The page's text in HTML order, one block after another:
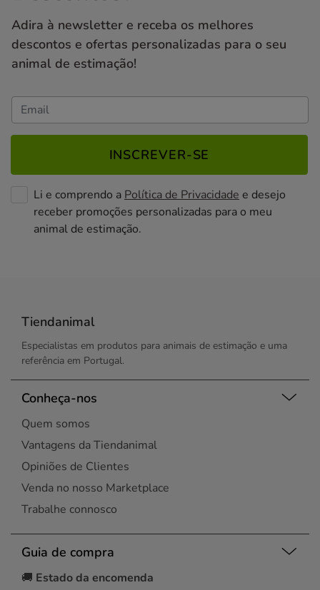
Adira à newsletter e receba os melhores
descontos e ofertas personalizadas para o seu
animal de estimação!
INSCREVER-SE
Li e comprendo a Política de Privacidade e desejo
receber promoções personalizadas para o meu
animal de estimação.
Tiendanimal
Especialistas em produtos para animais de estimação e uma
referência em Portugal.
Conheça-nos
Quem somos
Vantagens da Tiendanimal
Opiniões de Clientes
Venda no nosso Marketplace
Trabalhe connosco
Guia de compra
🚚 Estado da encomenda